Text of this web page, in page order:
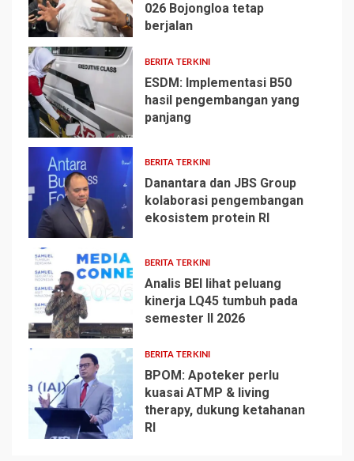
1
026 Bojongloa tetap
berjalan
2
BERITA TERKINI
ESDM: Implementasi B50
hasil pengembangan yang
panjang
3
BERITA TERKINI
Danantara dan JBS Group
kolaborasi pengembangan
ekosistem protein RI
4
BERITA TERKINI
Analis BEI lihat peluang
kinerja LQ45 tumbuh pada
semester II 2026
5
BERITA TERKINI
BPOM: Apoteker perlu
kuasai ATMP & living
therapy, dukung ketahanan
RI